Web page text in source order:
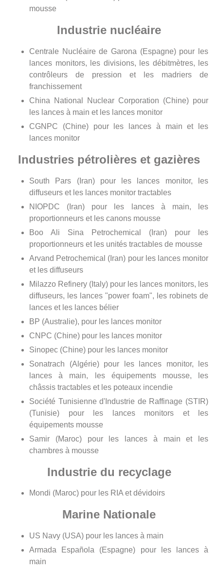
mousse
Industrie nucléaire
Centrale Nucléaire de Garona (Espagne) pour les
lances monitors, les divisions, les débitmètres, les
contrôleurs de pression et les madriers de
franchissement
China National Nuclear Corporation (Chine) pour
les lances à main et les lances monitor
CGNPC (Chine) pour les lances à main et les
lances monitor
Industries pétrolières et gazières
South Pars (Iran) pour les lances monitor, les
diffuseurs et les lances monitor tractables
NIOPDC (Iran) pour les lances à main, les
proportionneurs et les canons mousse
Boo Ali Sina Petrochemical (Iran) pour les
proportionneurs et les unités tractables de mousse
Arvand Petrochemical (Iran) pour les lances monitor
et les diffuseurs
Milazzo Refinery (Italy) pour les lances monitors, les
diffuseurs, les lances "power foam", les robinets de
lances et les lances bélier
BP (Australie), pour les lances monitor
CNPC (Chine) pour les lances monitor
Sinopec (Chine) pour les lances monitor
Sonatrach (Algérie) pour les lances monitor, les
lances à main, les équipements mousse, les
châssis tractables et les poteaux incendie
Société Tunisienne d'Industrie de Raffinage (STIR)
(Tunisie) pour les lances monitors et les
équipements mousse
Samir (Maroc) pour les lances à main et les
chambres à mousse
Industrie du recyclage
Mondi (Maroc) pour les RIA et dévidoirs
Marine Nationale
US Navy (USA) pour les lances à main
Armada Española (Espagne) pour les lances à
main